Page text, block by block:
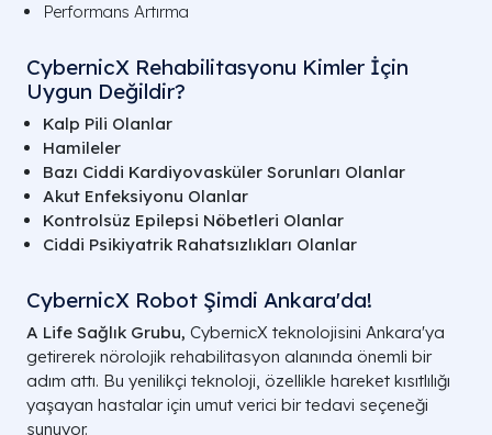
Performans Artırma
CybernicX Rehabilitasyonu Kimler İçin
Uygun Değildir?
Kalp Pili Olanlar
Hamileler
Bazı Ciddi Kardiyovasküler Sorunları Olanlar
Akut Enfeksiyonu Olanlar
Kontrolsüz Epilepsi Nöbetleri Olanlar
Ciddi Psikiyatrik Rahatsızlıkları Olanlar
CybernicX Robot Şimdi Ankara'da!
A Life Sağlık Grubu, CybernicX teknolojisini Ankara'ya
getirerek nörolojik rehabilitasyon alanında önemli bir
adım attı. Bu yenilikçi teknoloji, özellikle hareket kısıtlılığı
yaşayan hastalar için umut verici bir tedavi seçeneği
sunuyor.